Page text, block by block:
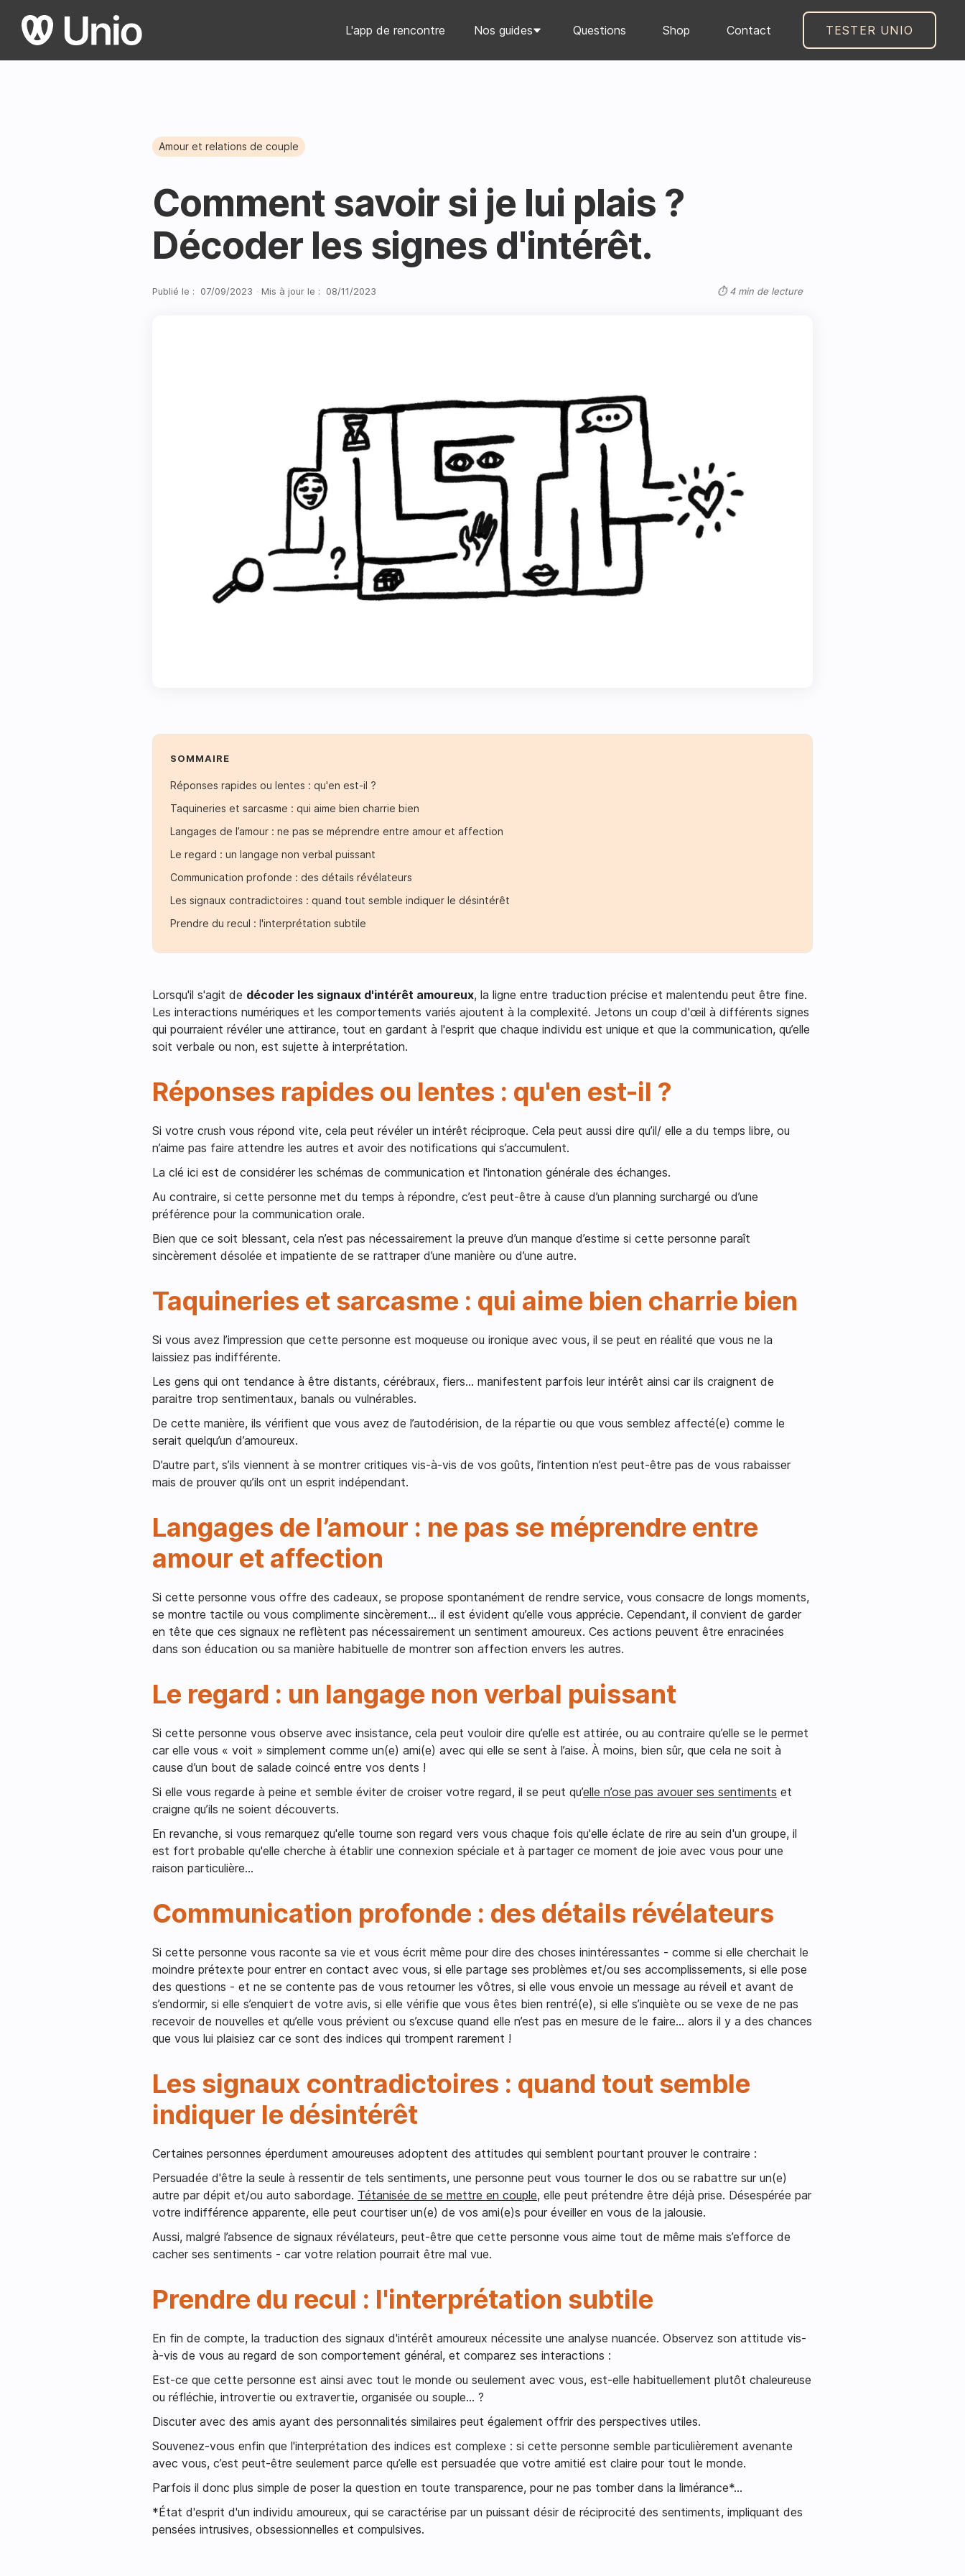
L'app de rencontre Nos guides Questions Shop Contact TESTER UNIO
Amour et relations de couple
Comment savoir si je lui plais ?
Décoder les signes d'intérêt.
Publié le : 07/09/2023 · Mis à jour le : 08/11/2023 ⏱ 4 min de lecture
SOMMAIRE
Réponses rapides ou lentes : qu'en est-il ?
Taquineries et sarcasme : qui aime bien charrie bien
Langages de l’amour : ne pas se méprendre entre amour et affection
Le regard : un langage non verbal puissant
Communication profonde : des détails révélateurs
Les signaux contradictoires : quand tout semble indiquer le désintérêt
Prendre du recul : l'interprétation subtile
Lorsqu'il s'agit de décoder les signaux d'intérêt amoureux, la ligne entre traduction précise et malentendu peut être fine.
Les interactions numériques et les comportements variés ajoutent à la complexité. Jetons un coup d'œil à différents signes
qui pourraient révéler une attirance, tout en gardant à l'esprit que chaque individu est unique et que la communication, qu’elle
soit verbale ou non, est sujette à interprétation.
Réponses rapides ou lentes : qu'en est-il ?
Si votre crush vous répond vite, cela peut révéler un intérêt réciproque. Cela peut aussi dire qu’il/ elle a du temps libre, ou
n’aime pas faire attendre les autres et avoir des notifications qui s’accumulent.
La clé ici est de considérer les schémas de communication et l'intonation générale des échanges.
Au contraire, si cette personne met du temps à répondre, c’est peut-être à cause d’un planning surchargé ou d’une
préférence pour la communication orale.
Bien que ce soit blessant, cela n’est pas nécessairement la preuve d’un manque d’estime si cette personne paraît
sincèrement désolée et impatiente de se rattraper d’une manière ou d’une autre.
Taquineries et sarcasme : qui aime bien charrie bien
Si vous avez l’impression que cette personne est moqueuse ou ironique avec vous, il se peut en réalité que vous ne la
laissiez pas indifférente.
Les gens qui ont tendance à être distants, cérébraux, fiers… manifestent parfois leur intérêt ainsi car ils craignent de
paraitre trop sentimentaux, banals ou vulnérables.
De cette manière, ils vérifient que vous avez de l’autodérision, de la répartie ou que vous semblez affecté(e) comme le
serait quelqu’un d’amoureux.
D’autre part, s’ils viennent à se montrer critiques vis-à-vis de vos goûts, l’intention n’est peut-être pas de vous rabaisser
mais de prouver qu’ils ont un esprit indépendant.
Langages de l’amour : ne pas se méprendre entre
amour et affection
Si cette personne vous offre des cadeaux, se propose spontanément de rendre service, vous consacre de longs moments,
se montre tactile ou vous complimente sincèrement… il est évident qu’elle vous apprécie. Cependant, il convient de garder
en tête que ces signaux ne reflètent pas nécessairement un sentiment amoureux. Ces actions peuvent être enracinées
dans son éducation ou sa manière habituelle de montrer son affection envers les autres.
Le regard : un langage non verbal puissant
Si cette personne vous observe avec insistance, cela peut vouloir dire qu’elle est attirée, ou au contraire qu’elle se le permet
car elle vous « voit » simplement comme un(e) ami(e) avec qui elle se sent à l’aise. À moins, bien sûr, que cela ne soit à
cause d’un bout de salade coincé entre vos dents !
Si elle vous regarde à peine et semble éviter de croiser votre regard, il se peut qu’elle n’ose pas avouer ses sentiments et
craigne qu’ils ne soient découverts.
En revanche, si vous remarquez qu'elle tourne son regard vers vous chaque fois qu'elle éclate de rire au sein d'un groupe, il
est fort probable qu'elle cherche à établir une connexion spéciale et à partager ce moment de joie avec vous pour une
raison particulière...
Communication profonde : des détails révélateurs
Si cette personne vous raconte sa vie et vous écrit même pour dire des choses inintéressantes - comme si elle cherchait le
moindre prétexte pour entrer en contact avec vous, si elle partage ses problèmes et/ou ses accomplissements, si elle pose
des questions - et ne se contente pas de vous retourner les vôtres, si elle vous envoie un message au réveil et avant de
s’endormir, si elle s’enquiert de votre avis, si elle vérifie que vous êtes bien rentré(e), si elle s’inquiète ou se vexe de ne pas
recevoir de nouvelles et qu’elle vous prévient ou s’excuse quand elle n’est pas en mesure de le faire… alors il y a des chances
que vous lui plaisiez car ce sont des indices qui trompent rarement !
Les signaux contradictoires : quand tout semble
indiquer le désintérêt
Certaines personnes éperdument amoureuses adoptent des attitudes qui semblent pourtant prouver le contraire :
Persuadée d'être la seule à ressentir de tels sentiments, une personne peut vous tourner le dos ou se rabattre sur un(e)
autre par dépit et/ou auto sabordage. Tétanisée de se mettre en couple, elle peut prétendre être déjà prise. Désespérée par
votre indifférence apparente, elle peut courtiser un(e) de vos ami(e)s pour éveiller en vous de la jalousie.
Aussi, malgré l’absence de signaux révélateurs, peut-être que cette personne vous aime tout de même mais s’efforce de
cacher ses sentiments - car votre relation pourrait être mal vue.
Prendre du recul : l'interprétation subtile
En fin de compte, la traduction des signaux d'intérêt amoureux nécessite une analyse nuancée. Observez son attitude vis-
à-vis de vous au regard de son comportement général, et comparez ses interactions :
Est-ce que cette personne est ainsi avec tout le monde ou seulement avec vous, est-elle habituellement plutôt chaleureuse
ou réfléchie, introvertie ou extravertie, organisée ou souple... ?
Discuter avec des amis ayant des personnalités similaires peut également offrir des perspectives utiles.
Souvenez-vous enfin que l'interprétation des indices est complexe : si cette personne semble particulièrement avenante
avec vous, c’est peut-être seulement parce qu’elle est persuadée que votre amitié est claire pour tout le monde.
Parfois il donc plus simple de poser la question en toute transparence, pour ne pas tomber dans la limérance*…
*État d'esprit d'un individu amoureux, qui se caractérise par un puissant désir de réciprocité des sentiments, impliquant des
pensées intrusives, obsessionnelles et compulsives.